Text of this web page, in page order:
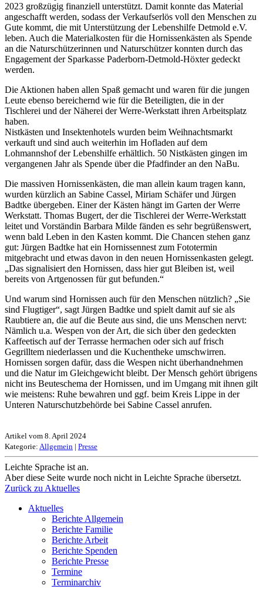
2023 großzügig finanziell unterstützt. Damit konnte das Material
angeschafft werden, sodass der Verkaufserlös voll den Menschen zu
Gute kommt, die mit Unterstützung der Lebenshilfe Detmold e.V.
leben. Auch die Materialkosten für die Hornissenkästen als Spende
an die Naturschützerinnen und Naturschützer konnten durch das
Engagement der Sparkasse Paderborn-Detmold-Höxter gedeckt
werden.
Die Aktionen haben allen Spaß gemacht und waren für die jungen
Leute ebenso bereichernd wie für die Beteiligten, die in der
Tischlerei und der Näherei der Werre-Werkstatt ihren Arbeitsplatz
haben.
Nistkästen und Insektenhotels wurden beim Weihnachtsmarkt
verkauft und sind auch weiterhin im Hofladen auf dem
Lohmannshof der Lebenshilfe erhältlich. 50 Nistkästen gingen im
vergangenen Jahr als Spende über die Pfadfinder an den NaBu.
Die massiven Hornissenkästen, die man allein kaum tragen kann,
wurden kürzlich an Sabine Cassel, Miriam Schäfer und Jürgen
Badtke übergeben. Einer der Kästen hängt im Garten der Werre
Werkstatt. Thomas Bugert, der die Tischlerei der Werre-Werkstatt
leitet und Vorständin Barbara Milde fänden es sehr begrüßenswert,
wenn bald Leben in den Kasten kommt. Die Chancen stehen ganz
gut: Jürgen Badtke hat ein Hornissennest zum Fototermin
mitgebracht und etwas davon in den neuen Hornissenkasten gelegt.
„Das signalisiert den Hornissen, dass hier gut Bleiben ist, weil
bereits von Artgenossen für gut befunden.“
Und warum sind Hornissen auch für den Menschen nützlich? „Sie
sind Flugtiger“, sagt Jürgen Badtke und spielt damit auf sie als
Raubtiere an, die auf die Beute aus sind, die uns Menschen nervt:
Nämlich u.a. Wespen von der Art, die sich über den gedeckten
Kaffeetisch auf der Terrasse hermachen oder sich auf frisch
Gegrilltem niederlassen und die Kuchentheke umschwirren.
Hornissen sorgen dafür, dass die Wespen nicht überhandnehmen
und die Natur im Gleichgewicht bleibt. Der Mensch gehört übrigens
nicht ins Beuteschema der Hornissen, und im Umgang mit ihnen gilt
wie meistens: Ruhe bewahren und ggf. beim Kreis Lippe in der
Unteren Naturschutzbehörde bei Sabine Cassel anrufen.
Artikel vom 8. April 2024
Kategorie: Allgemein | Presse
Leichte Sprache ist an.
Aber diese Seite wurde noch nicht in Leichte Sprache übersetzt.
Zurück zu Aktuelles
Aktuelles
Berichte Allgemein
Berichte Familie
Berichte Arbeit
Berichte Spenden
Berichte Presse
Termine
Terminarchiv